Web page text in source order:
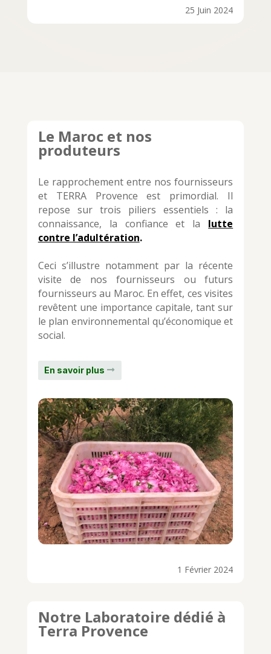
25 Juin 2024
Le Maroc et nos
produteurs
Le rapprochement entre nos fournisseurs
et TERRA Provence est primordial. Il
repose sur trois piliers essentiels : la
connaissance, la confiance et la lutte
contre l’adultération.
Ceci s’illustre notamment par la récente
visite de nos fournisseurs ou futurs
fournisseurs au Maroc. En effet, ces visites
revêtent une importance capitale, tant sur
le plan environnemental qu’économique et
social.
En savoir plus
1 Février 2024
Notre Laboratoire dédié à
Terra Provence